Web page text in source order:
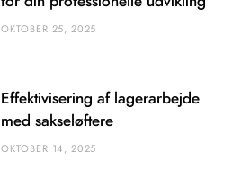
OKTOBER 25, 2025
Effektivisering af lagerarbejde
med sakseløftere
OKTOBER 14, 2025